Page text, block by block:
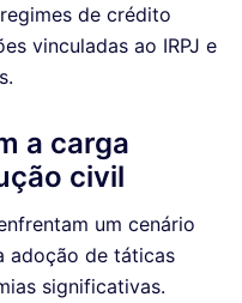
de crédito
vinculadas ao IRPJ e
a carga
civil
um cenário
adoção de táticas
significativas.